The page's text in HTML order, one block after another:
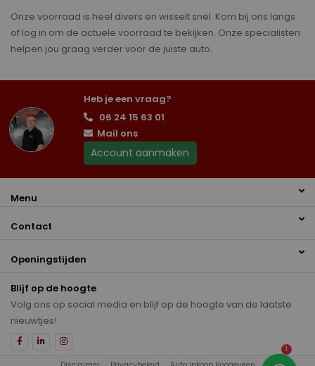
Onze voorraad is heel divers en wisselt snel. Kom bij ons langs
of log in om de actuele voorraad te bekijken. Onze specialisten
helpen jou graag verder voor de juiste auto.
Heb je een vraag?
06 24 15 63 01
Mail ons
Account aanmaken
Menu
Contact
Openingstijden
Blijf op de hoogte
Volg ons op social media en blijf op de hoogte van de laatste
nieuwtjes!
1